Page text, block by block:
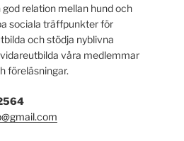
relation mellan hund och
sociala träffpunkter för
och stödja nyblivna
våra medlemmar
föreläsningar.